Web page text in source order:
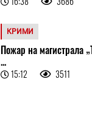
КРИМИ
Пожар на магистрала
...
15:12 3511